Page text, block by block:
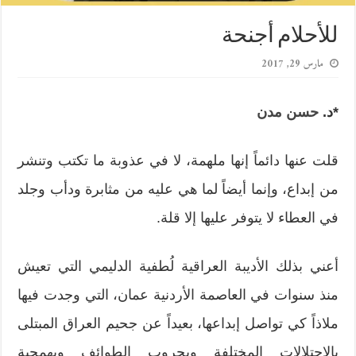
للأحلام أجنحة
مارس 29, 2017
*د.حسن مدن
قلت عنها دائماً إنها ملهمة، لا في عذوبة ما تكتب وتنشر
من إبداع، وإنما أيضاً لما هي عليه من مثابرة ودأب وجلد
في العطاء لا يتوفر عليها إلا قلة.
أعني بذلك الأديبة العراقية لُطفية الدليمي التي تعيش
منذ سنوات في العاصمة الأردنية عمان، التي وجدت فيها
ملاذاً كي تواصل إبداعها، بعيداً عن جحيم العراق المبتلى
بالاحتلالات المختلفة وبحروب الطوائف وبهمجية